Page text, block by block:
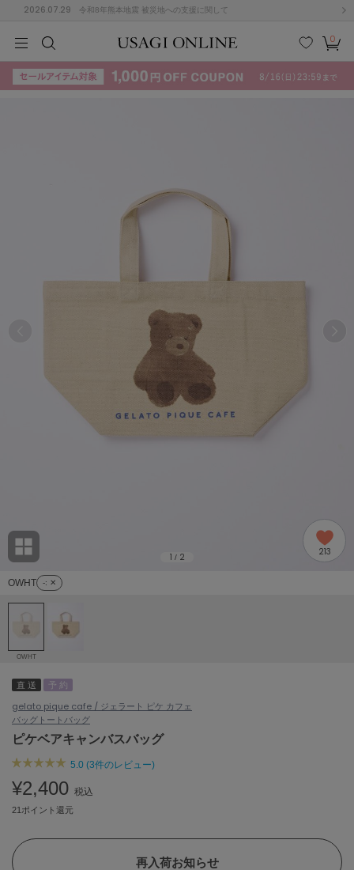
2026.07.29 令和8年熊本地震 被災地への支援に関して
検索
お気
に入
カー
ト
0
KIDSBABYBEAUTYLIFE STYLE
ョン雑貨 (865)
/ランジェリー (127)
(124)
KIDSBABYBEAUTYLIFE STYLE
S
アディダス
adidas by Stella McCartney
アディダス バイ ステラマッカートニー
Ame no chi Hare
アメノチハレ
AMOMMA
アモマ
ánuans
ànuke
アンヌーク
ASICS
アシックス
Ballelite
バレリット
BANDOLIER
バンドリヤー
OWHT -: ✕
1 / 2 213
OWHT
直 送
予 約
gelato pique cafe / ジェラート ピケ カフェ
バッグ トートバッグ
ピケベアキャンバスバッグ
5.0 (3件のレビュー)
¥2,400 税込
21ポイント還元
再入荷お知らせ